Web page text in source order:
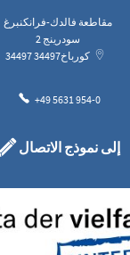
مقاطعة فالدك-فرانكنبرغ
سودرينج 2
34497
كورباخ34497
+49 5631 954-0
إلى نموذج الاتصال